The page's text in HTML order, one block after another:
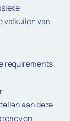
valkuilen van
requirements
aan deze
en